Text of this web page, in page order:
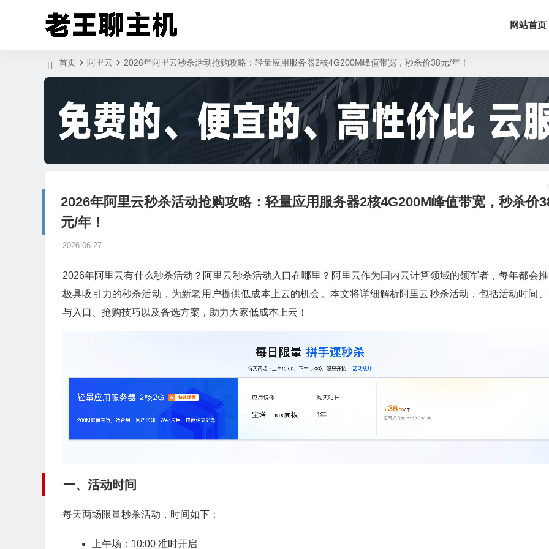
网站首页
首页 阿里云 2026年阿里云秒杀活动抢购攻略：轻量应用服务器2核4G200M峰值带宽，秒杀价38元/年！
2026年阿里云秒杀活动抢购攻略：轻量应用服务器2核4G200M峰值带宽，秒杀价
元/年！
2026-06-27
2026年阿里云有什么秒杀活动？阿里云秒杀活动入口在哪里？阿里云作为国内云计算领域的领军者，每年都会
极具吸引力的秒杀活动，为新老用户提供低成本上云的机会。本文将详细解析阿里云秒杀活动，包括活动时间
与入口、抢购技巧以及备选方案，助力大家低成本上云！
一、活动时间
每天两场限量秒杀活动，时间如下：
上午场：10:00 准时开启